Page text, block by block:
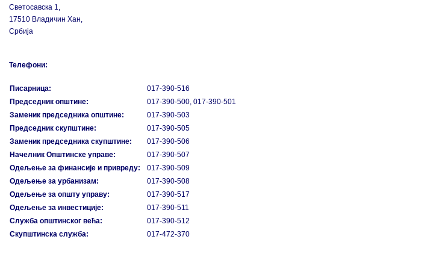
Светосавска 1,
17510 Владичин Хан,
Србија
Телефони:
Писарница:
017-390-516
Председник општине:
017-390-500, 017-390-501
Заменик председника општине:
017-390-503
Председник скупштине:
017-390-505
Заменик председника скупштине:
017-390-506
Начелник Општинске управе:
017-390-507
Одељење за финансије и привреду:
017-390-509
Одељење за урбанизам:
017-390-508
Одељење за општу управу:
017-390-517
Одељење за инвестиције:
017-390-511
Служба општинског већа:
017-390-512
Скупштинска служба:
017-472-370